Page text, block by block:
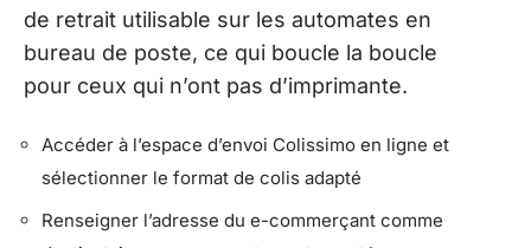
de retrait utilisable sur les automates en
bureau de poste, ce qui boucle la boucle
pour ceux qui n’ont pas d’imprimante.
Accéder à l’espace d’envoi Colissimo en ligne et
sélectionner le format de colis adapté
Renseigner l’adresse du e-commerçant comme